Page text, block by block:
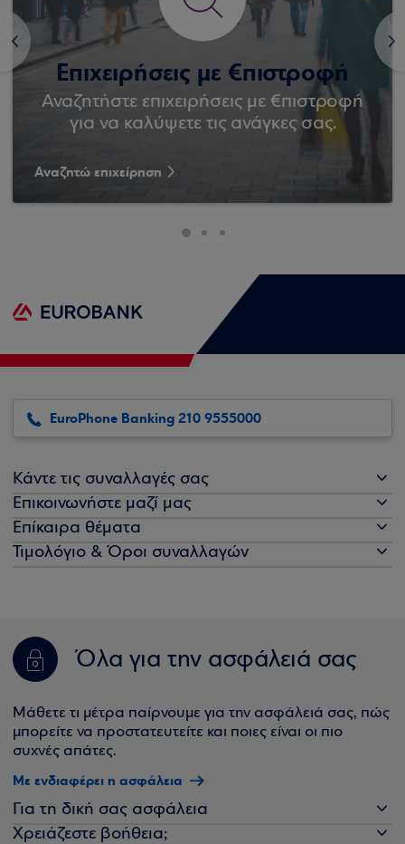
<
Επιχειρήσεις με €πιστροφή
Αναζητήστε επιχειρήσεις με €πιστροφή
για να καλύψετε τις ανάγκες σας.
Αναζητώ επιχείρηση
>
EuroPhone Banking 210 9555000
Κάντε τις συναλλαγές σας
Επικοινωνήστε μαζί μας
Επίκαιρα θέματα
Τιμολόγιο & Όροι συναλλαγών
Όλα για την ασφάλειά σας
Μάθετε τι μέτρα παίρνουμε για την ασφάλειά σας, πώς
μπορείτε να προστατευτείτε και ποιες είναι οι πιο
συχνές απάτες.
Με ενδιαφέρει η ασφάλεια
Για τη δική σας ασφάλεια
Χρειάζεστε βοήθεια;